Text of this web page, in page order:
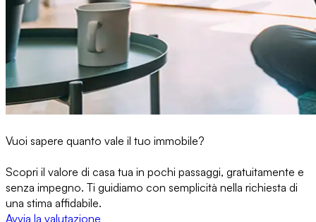
Vuoi sapere quanto vale il tuo immobile?
Scopri il valore di casa tua in pochi passaggi, gratuitamente e
senza impegno. Ti guidiamo con semplicità nella richiesta di
una stima affidabile.
Avvia la valutazione